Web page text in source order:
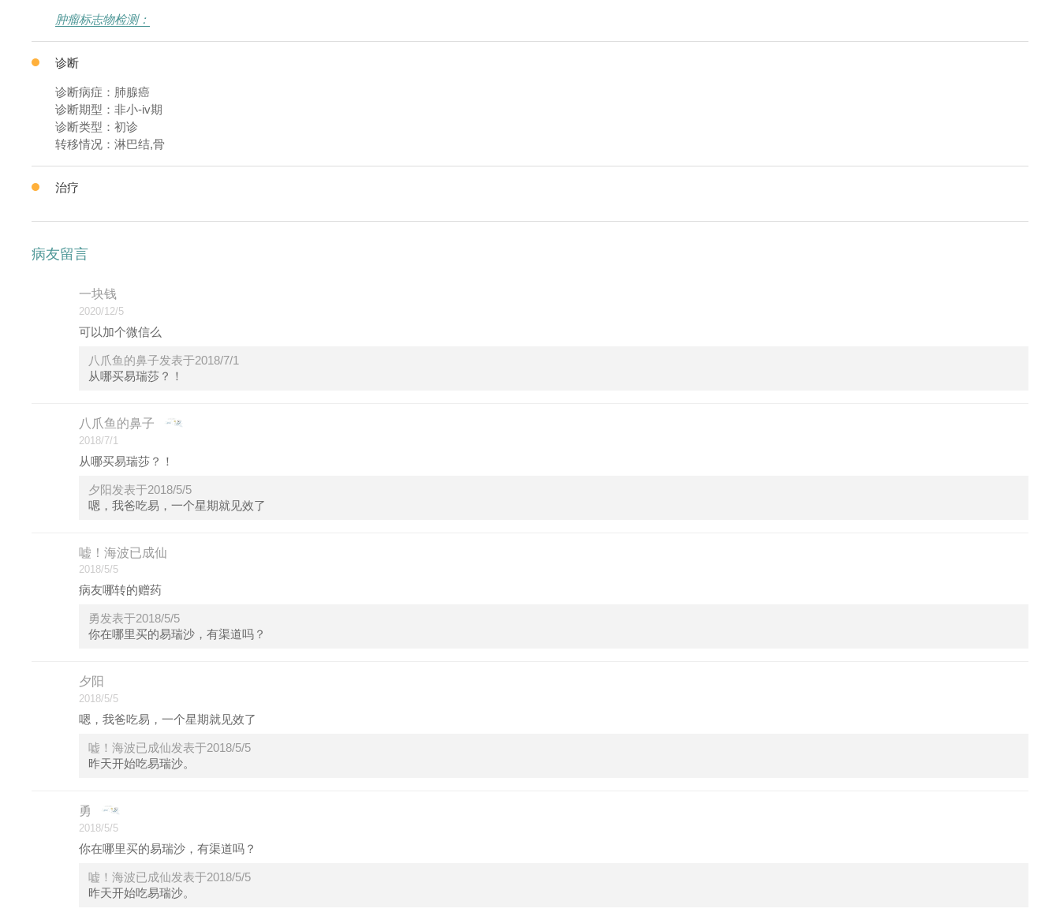
肿瘤标志物检测：
诊断
诊断病症：肺腺癌
诊断期型：非小-iv期
诊断类型：初诊
转移情况：淋巴结,骨
治疗
病友留言
一块钱
2020/12/5
可以加个微信么
八爪鱼的鼻子发表于2018/7/1
从哪买易瑞莎？！
八爪鱼的鼻子
2018/7/1
从哪买易瑞莎？！
夕阳发表于2018/5/5
嗯，我爸吃易，一个星期就见效了
嘘！海波已成仙
2018/5/5
病友哪转的赠药
勇发表于2018/5/5
你在哪里买的易瑞沙，有渠道吗？
夕阳
2018/5/5
嗯，我爸吃易，一个星期就见效了
嘘！海波已成仙发表于2018/5/5
昨天开始吃易瑞沙。
勇
2018/5/5
你在哪里买的易瑞沙，有渠道吗？
嘘！海波已成仙发表于2018/5/5
昨天开始吃易瑞沙。